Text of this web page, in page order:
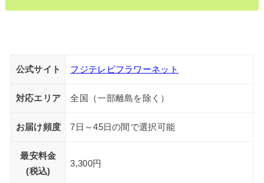
公式サイト フジテレビフラワーネット
対応エリア 全国（一部離島を除く）
お届け頻度 7日～45日の間で選択可能
最安料金
(税込)
3,300円